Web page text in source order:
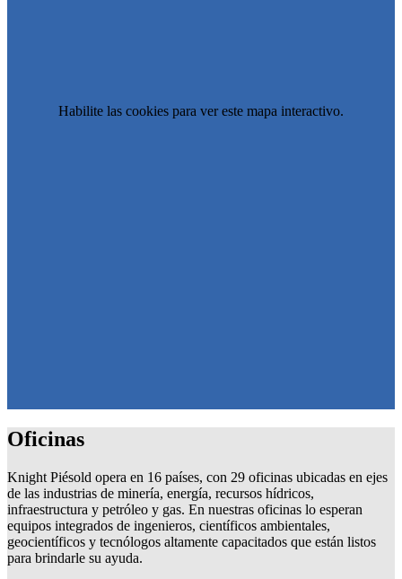
Habilite las cookies para ver este mapa interactivo.
Oficinas
Knight Piésold opera en 16 países, con 29 oficinas ubicadas en ejes
de las industrias de minería, energía, recursos hídricos,
infraestructura y petróleo y gas. En nuestras oficinas lo esperan
equipos integrados de ingenieros, científicos ambientales,
geocientíficos y tecnólogos altamente capacitados que están listos
para brindarle su ayuda.